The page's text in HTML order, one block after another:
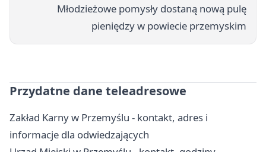
Młodzieżowe pomysły dostaną nową pulę
pieniędzy w powiecie przemyskim
Przydatne dane teleadresowe
Zakład Karny w Przemyślu - kontakt, adres i
informacje dla odwiedzających